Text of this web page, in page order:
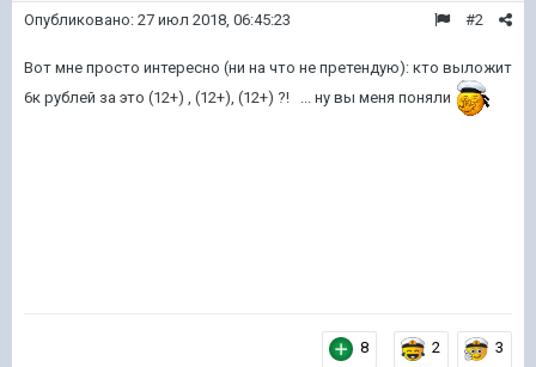
#2
Опубликовано: 27 июл 2018, 06:45:23
Вот мне просто интересно (ни на что не претендую): кто выложит
6к рублей за это (12+) , (12+), (12+) ?! ... ну вы меня поняли
8 2 3